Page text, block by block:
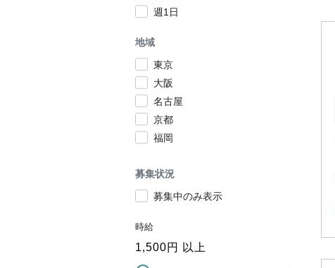
週1日
地域
東京
大阪
名古屋
京都
福岡
募集状況
募集中のみ表示
時給
1,500円 以上